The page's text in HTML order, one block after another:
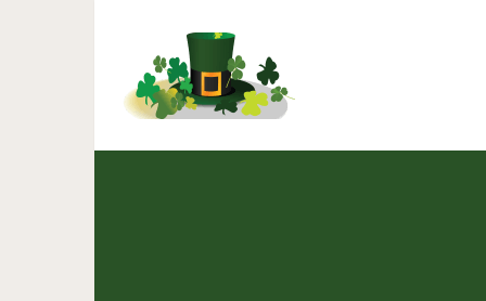
Вот почему женщине на